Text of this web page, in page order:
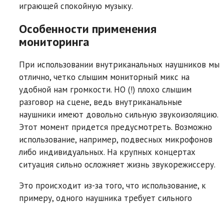
играющей спокойную музыку.
Особенности применения
мониторинга
При использовании внутриканальных наушников мы
отлично, четко слышим мониторный микс на
удобной нам громкости. НО (!) плохо слышим
разговор на сцене, ведь внутриканальные
наушники имеют довольно сильную звукоизоляцию.
Этот момент придется предусмотреть. Возможно
использование, например, подвесных микрофонов
либо индивидуальных. На крупных концертах
ситуация сильно осложняет жизнь звукорежиссеру.
Это происходит из-за того, что использование, к
примеру, одного наушника требует сильного